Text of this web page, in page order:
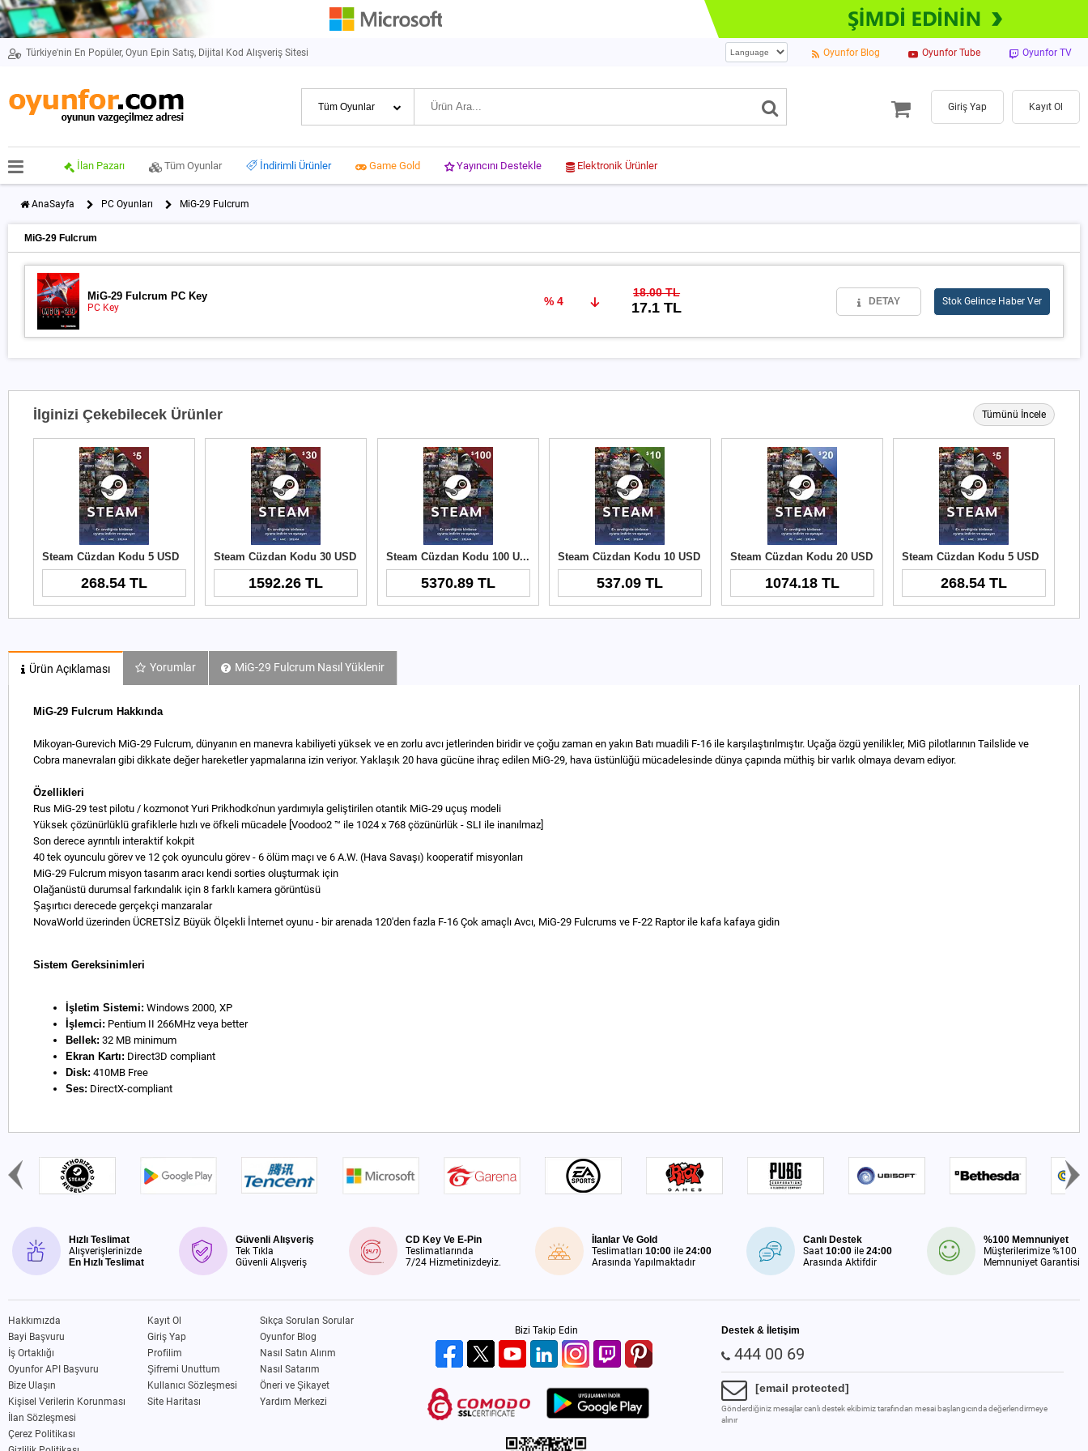
Türkiye'nin En Popüler, Oyun Epin Satış, Dijital Kod Alışveriş Sitesi Oyunfor Blog Oyunfor Tube Oyunfor TV
Giriş Yap Kayıt Ol
İlan Pazarı Tüm Oyunlar İndirimli Ürünler Game Gold Yayıncını Destekle Elektronik Ürünler
AnaSayfa PC Oyunları MiG-29 Fulcrum
MiG-29 Fulcrum
MiG-29 Fulcrum PC Key
PC Key % 4
18.00 TL
17.1 TL DETAY Stok Gelince Haber Ver
İlginizi Çekebilecek Ürünler Tümünü İncele
Steam Cüzdan Kodu 5 USD
268.54 TL
Steam Cüzdan Kodu 30 USD
1592.26 TL
Steam Cüzdan Kodu 100 USD
5370.89 TL
Steam Cüzdan Kodu 10 USD
537.09 TL
Steam Cüzdan Kodu 20 USD
1074.18 TL
Steam Cüzdan Kodu 5 USD
268.54 TL
Ürün Açıklaması Yorumlar MiG-29 Fulcrum Nasıl Yüklenir
MiG-29 Fulcrum Hakkında
Mikoyan-Gurevich MiG-29 Fulcrum, dünyanın en manevra kabiliyeti yüksek ve en zorlu avcı jetlerinden biridir ve çoğu zaman en yakın Batı muadili F-16 ile karşılaştırılmıştır. Uçağa özgü yenilikler, MiG pilotlarının Tailslide ve
Cobra manevraları gibi dikkate değer hareketler yapmalarına izin veriyor. Yaklaşık 20 hava gücüne ihraç edilen MiG-29, hava üstünlüğü mücadelesinde dünya çapında müthiş bir varlık olmaya devam ediyor.
Özellikleri
Rus MiG-29 test pilotu / kozmonot Yuri Prikhodko'nun yardımıyla geliştirilen otantik MiG-29 uçuş modeli
Yüksek çözünürlüklü grafiklerle hızlı ve öfkeli mücadele [Voodoo2 ™ ile 1024 x 768 çözünürlük - SLI ile inanılmaz]
Son derece ayrıntılı interaktif kokpit
40 tek oyunculu görev ve 12 çok oyunculu görev - 6 ölüm maçı ve 6 A.W. (Hava Savaşı) kooperatif misyonları
MiG-29 Fulcrum misyon tasarım aracı kendi sorties oluşturmak için
Olağanüstü durumsal farkındalık için 8 farklı kamera görüntüsü
Şaşırtıcı derecede gerçekçi manzaralar
NovaWorld üzerinden ÜCRETSİZ Büyük Ölçekli İnternet oyunu - bir arenada 120'den fazla F-16 Çok amaçlı Avcı, MiG-29 Fulcrums ve F-22 Raptor ile kafa kafaya gidin
Sistem Gereksinimleri
İşletim Sistemi: Windows 2000, XP
İşlemci: Pentium II 266MHz veya better
Bellek: 32 MB minimum
Ekran Kartı: Direct3D compliant
Disk: 410MB Free
Ses: DirectX-compliant
Hızlı Teslimat
Alışverişlerinizde
En Hızlı Teslimat
Güvenli Alışveriş
Tek Tıkla
Güvenli Alışveriş
CD Key Ve E-Pin
Teslimatlarında
7/24 Hizmetinizdeyiz.
İlanlar Ve Gold
Teslimatları10:00 ile24:00
Arasında Yapılmaktadır
Canlı Destek
Saat10:00 ile24:00
Arasında Aktifdir
%100 Memnuniyet
Müşterilerimize %100
Memnuniyet Garantisi
Hakkımızda
Bayi Başvuru
İş Ortaklığı
Oyunfor API Başvuru
Bize Ulaşın
Kişisel Verilerin Korunması
İlan Sözleşmesi
Çerez Politikası
Kayıt Ol
Giriş Yap
Profilim
Şifremi Unuttum
Kullanıcı Sözleşmesi
Site Haritası
Sıkça Sorulan Sorular
Oyunfor Blog
Nasıl Satın Alırım
Nasıl Satarım
Öneri ve Şikayet
Yardım Merkezi
Bizi Takip Edin Destek & İletişim
444 00 69
[email protected]
Gönderdiğiniz mesajlar canlı destek ekibimiz tarafından mesai başlangıcında değerlendirmeye
alınır